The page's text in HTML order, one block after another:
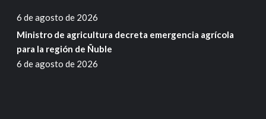
6 de agosto de 2026
Ministro de agricultura decreta emergencia agrícola
para la región de Ñuble
6 de agosto de 2026